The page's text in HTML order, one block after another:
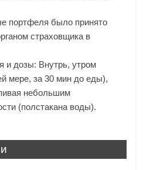
портфеля было принято
страховщика в
и дозы: Внутрь, утром
мере, за 30 мин до еды),
небольшим
(полстакана воды).